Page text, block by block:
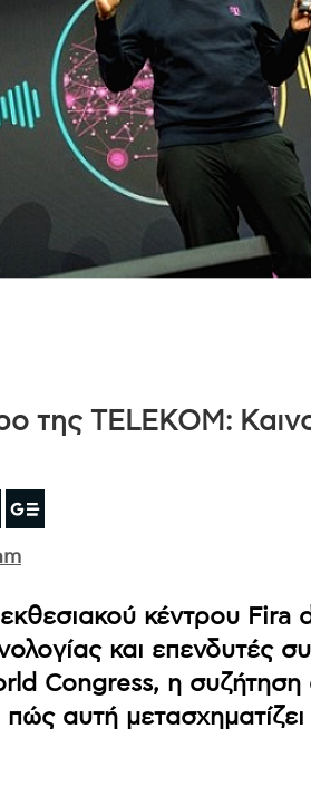
της TELEKOM:
κέντρου Fira
και επενδυτές
Congress, η συζήτηση
αυτή μετασχηματίζει